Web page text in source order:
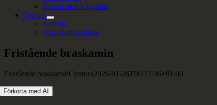
Kamin med kokplatta
Om oss
Kontakt
Våra återförsäljare
Fristående braskamin
Fristående braskaminCyntora2026-01-26T06:17:36+01:00
Förkorta med AI